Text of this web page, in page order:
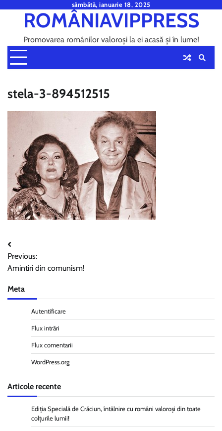
content
sâmbătă, ianuarie 18, 2025
ROMÂNIAVIPPRESS
Promovarea românilor valoroși la ei acasă și în lume!
stela-3-894512515
Navigare
în
articole
Previous:
Amintiri din comunism!
Meta
Autentificare
Flux intrări
Flux comentarii
WordPress.org
Articole recente
Ediția Specială de Crăciun, întâlnire cu români valoroși din toate
colțurile lumii!